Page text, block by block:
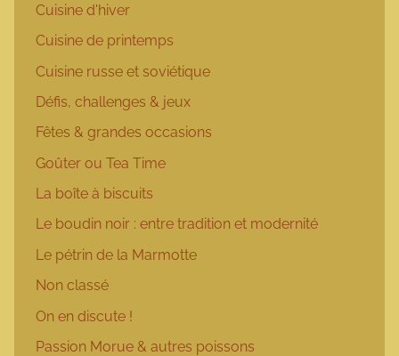
Cuisine d'hiver
Cuisine de printemps
Cuisine russe et soviétique
Défis, challenges & jeux
Fêtes & grandes occasions
Goûter ou Tea Time
La boîte à biscuits
Le boudin noir : entre tradition et modernité
Le pétrin de la Marmotte
Non classé
On en discute !
Passion Morue & autres poissons